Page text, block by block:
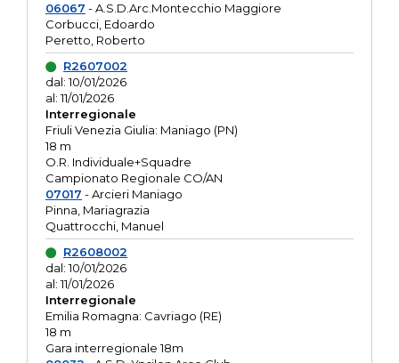
06067 - A.S.D.Arc.Montecchio Maggiore
Corbucci, Edoardo
Peretto, Roberto
R2607002
dal: 10/01/2026
al: 11/01/2026
Interregionale
Friuli Venezia Giulia: Maniago (PN)
18 m
O.R. Individuale+Squadre
Campionato Regionale CO/AN
07017 - Arcieri Maniago
Pinna, Mariagrazia
Quattrocchi, Manuel
R2608002
dal: 10/01/2026
al: 11/01/2026
Interregionale
Emilia Romagna: Cavriago (RE)
18 m
Gara interregionale 18m